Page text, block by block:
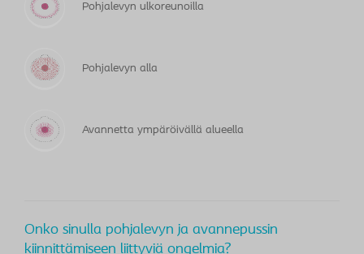
Pohjalevyn ulkoreunoilla
Pohjalevyn alla
Avannetta ympäröivällä alueella
Onko sinulla pohjalevyn ja avannepussin
kiinnittämiseen liittyviä ongelmia?